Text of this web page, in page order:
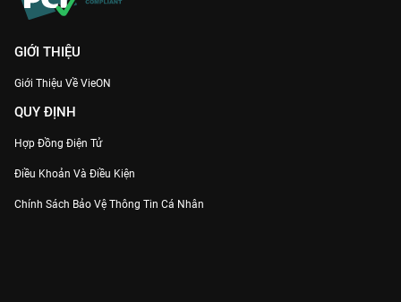
GIỚI THIỆU
Giới Thiệu Về VieON
QUY ĐỊNH
Hợp Đồng Điện Tử
Điều Khoản Và Điều Kiện
Chính Sách Bảo Vệ Thông Tin Cá Nhân